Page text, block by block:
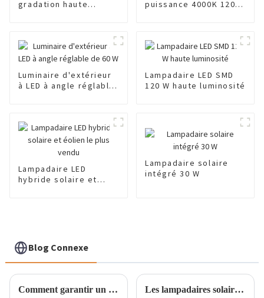
gradation haute
puissance 4000K 120w
Luminaire d'extérieur
à LED à angle réglable
Lampadaire LED SMD
120 W haute luminosité
Lampadaire LED
hybride solaire et
Lampadaire solaire
intégré 30 W
Blog Connexe
Comment garantir un éclairage sûr dans les aires de jeux pour enfants ? Les lampadaires solaires fonctionnent-ils sous un soleil moins que parfait ?